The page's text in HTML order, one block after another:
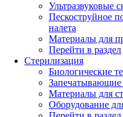
Ультразвуковые
Пескоструйное
налета
Материалы для
Перейти в раздел
Стерилизация
Биологические
Запечатывающие
Материалы для
Оборудование